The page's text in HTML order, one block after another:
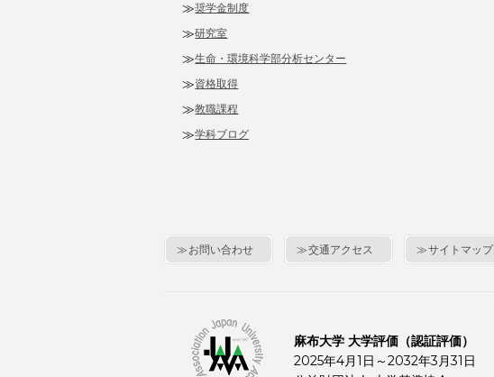
奨学金制度
研究室
生命・環境科学部分析センター
資格取得
教職課程
学科ブログ
お問い合わせ 交通アクセス サイトマップ
麻布大学 大学評価（認証評価）
2025年4月1日～2032年3月31日